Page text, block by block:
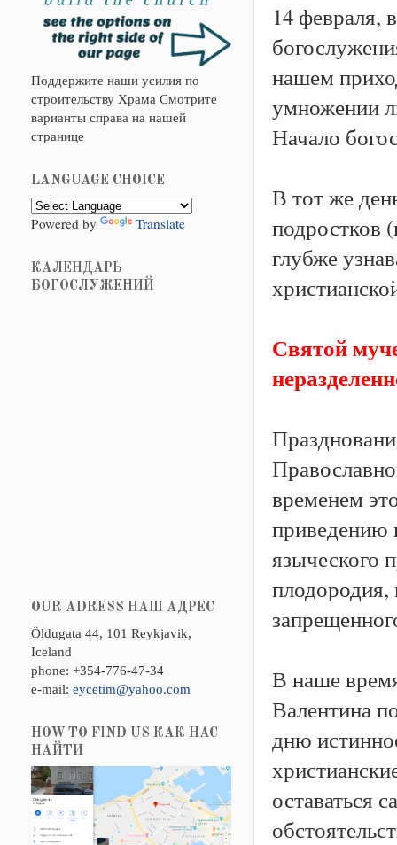
14 февраля,
нашем
умножении
Начало
В тот же
подростков
глубже
Святой
временем
приведению
языческого
плодородия,
В наше
Валентина
дню
оставаться
Поддержите наши усилия по
строительству Храма Смотрите
варианты справа на нашей
странице
LANGUAGE CHOICE
Powered by Translate
КАЛЕНДАРЬ
БОГОСЛУЖЕНИЙ
OUR ADRESS НАШ АДРЕС
Öldugata 44, 101 Reykjavik,
Iceland
phone: +354-776-47-34
e-mail: eycetim@yahoo.com
HOW TO FIND US КАК НАС
НАЙТИ